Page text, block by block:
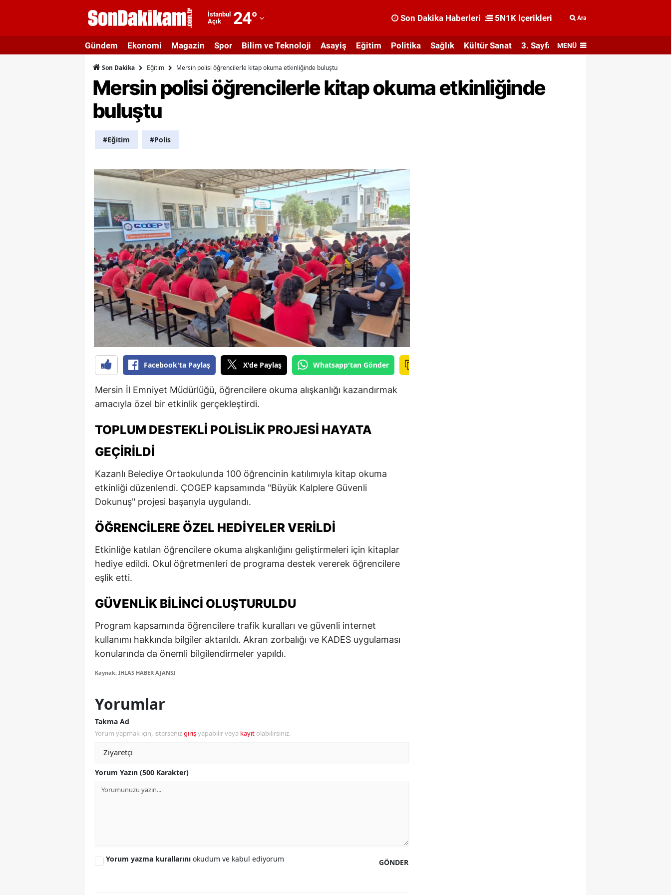
İstanbul
Açık
24°
Adıyaman
Afyonkarahisar
Ağrı
Artvin
Aydın
Balıkesir
Bilecik
Bingöl
Bitlis
Bolu
Burdur
Bursa
Çanakkale
Çankırı
Çorum
Elazığ
Erzincan
Erzurum
Gaziantep
Gümüşhane
Hakkari
Hatay
Son Dakika Haberleri 5N1K İçerikleri Ara
Gündem Ekonomi Magazin Spor Bilim ve Teknoloji Asayiş Eğitim Politika Sağlık Kültür Sanat 3. Sayfa MENÜ
Son Dakika Eğitim Mersin polisi öğrencilerle kitap okuma etkinliğinde buluştu
Mersin polisi öğrencilerle kitap okuma etkinliğinde
buluştu
#Eğitim #Polis
Facebook'ta Paylaş X'de Paylaş Whatsapp'tan Gönder
Mersin İl Emniyet Müdürlüğü, öğrencilere okuma alışkanlığı kazandırmak
amacıyla özel bir etkinlik gerçekleştirdi.
TOPLUM DESTEKLI POLISLIK PROJESI HAYATA
GEÇIRILDI
Kazanlı Belediye Ortaokulunda 100 öğrencinin katılımıyla kitap okuma
etkinliği düzenlendi. ÇOGEP kapsamında "Büyük Kalplere Güvenli
Dokunuş" projesi başarıyla uygulandı.
ÖĞRENCILERE ÖZEL HEDIYELER VERILDI
Etkinliğe katılan öğrencilere okuma alışkanlığını geliştirmeleri için kitaplar
hediye edildi. Okul öğretmenleri de programa destek vererek öğrencilere
eşlik etti.
GÜVENLIK BILINCI OLUŞTURULDU
Program kapsamında öğrencilere trafik kuralları ve güvenli internet
kullanımı hakkında bilgiler aktarıldı. Akran zorbalığı ve KADES uygulaması
konularında da önemli bilgilendirmeler yapıldı.
Kaynak: İHLAS HABER AJANSI
Yorumlar
Takma Ad
Yorum yapmak için, istersenizgirişyapabilir veya kayıt olabilirsiniz.
Yorum Yazın (500 Karakter)
GÖNDER
Yorum yazma kurallarını okudum ve kabul ediyorum